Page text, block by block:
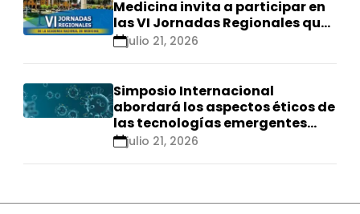
Medicina invita a participar en
las VI Jornadas Regionales que
se realizarán en Ica
julio 21, 2026
Simposio Internacional
abordará los aspectos éticos de
las tecnologías emergentes
para el control de
julio 21, 2026